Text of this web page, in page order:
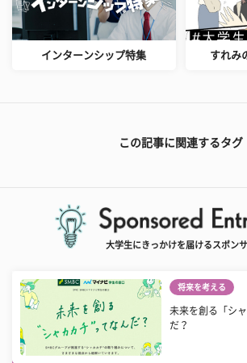
インターンシップ特集 すれみ
この記事に関連するタグ
大学生にきっかけを届けるスポン
将来を考える
未来を創る「シ
だ？